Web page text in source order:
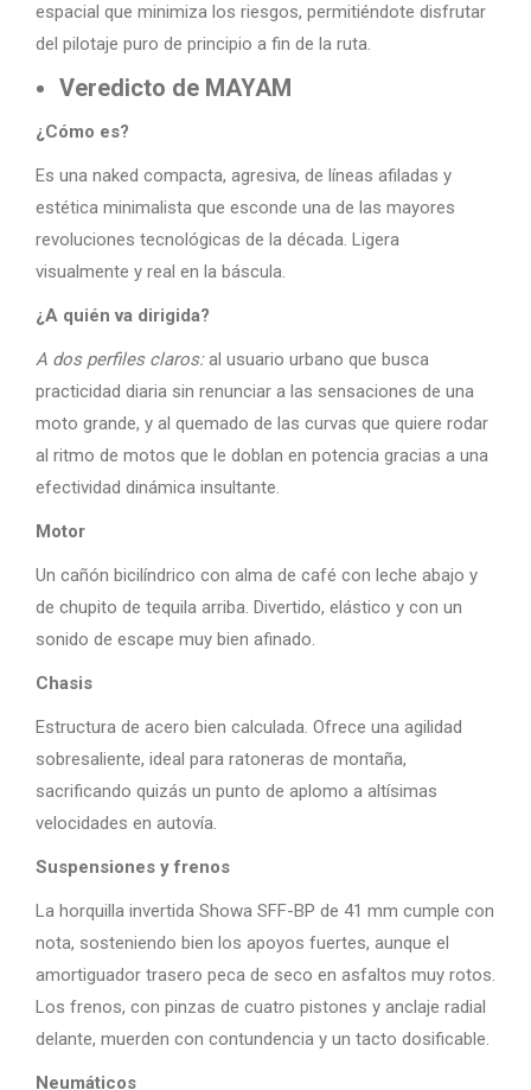
espacial que minimiza los riesgos, permitiéndote disfrutar
del pilotaje puro de principio a fin de la ruta.
Veredicto de MAYAM
¿Cómo es?
Es una naked compacta, agresiva, de líneas afiladas y
estética minimalista que esconde una de las mayores
revoluciones tecnológicas de la década. Ligera
visualmente y real en la báscula.
¿A quién va dirigida?
A dos perfiles claros:al usuario urbano que busca
practicidad diaria sin renunciar a las sensaciones de una
moto grande, y al quemado de las curvas que quiere rodar
al ritmo de motos que le doblan en potencia gracias a una
efectividad dinámica insultante.
Motor
Un cañón bicilíndrico con alma de café con leche abajo y
de chupito de tequila arriba. Divertido, elástico y con un
sonido de escape muy bien afinado.
Chasis
Estructura de acero bien calculada. Ofrece una agilidad
sobresaliente, ideal para ratoneras de montaña,
sacrificando quizás un punto de aplomo a altísimas
velocidades en autovía.
Suspensiones y frenos
La horquilla invertida Showa SFF-BP de 41 mm cumple con
nota, sosteniendo bien los apoyos fuertes, aunque el
amortiguador trasero peca de seco en asfaltos muy rotos.
Los frenos, con pinzas de cuatro pistones y anclaje radial
delante, muerden con contundencia y un tacto dosificable.
Neumáticos